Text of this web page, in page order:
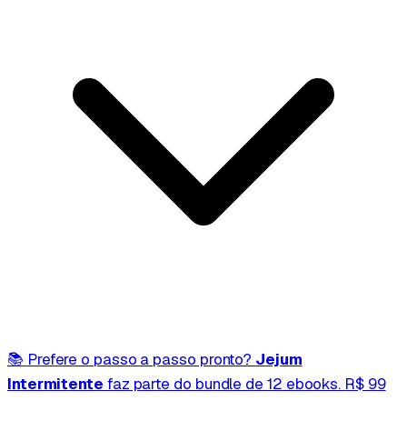
📚 Prefere o passo a passo pronto? Jejum
Intermitente faz parte do bundle de 12 ebooks. R$ 99